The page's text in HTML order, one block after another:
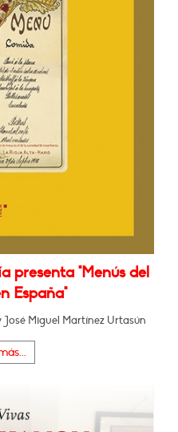
presenta "Menús del
España"
José Miguel Martínez Urtasún